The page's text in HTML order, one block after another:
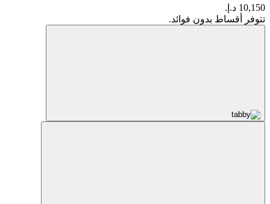
10,150 د.إ.
تتوفر أقساط بدون فوائد.